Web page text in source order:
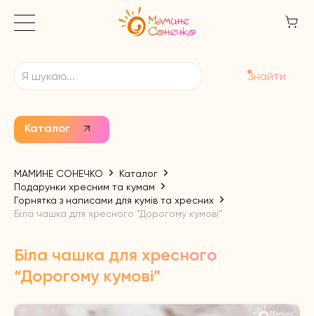
Каталог
Знайти
МАМИНЕ СОНЕЧКО
Каталог
Подарунки хресним та кумам
Горнятка з написами для кумів та хресних
Біла чашка для хресного “Дорогому кумові”
Біла чашка для хресного
“Дорогому кумові”